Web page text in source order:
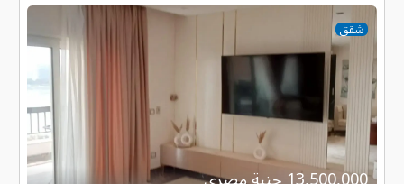
شقق
13,500,000 جنية مصرى